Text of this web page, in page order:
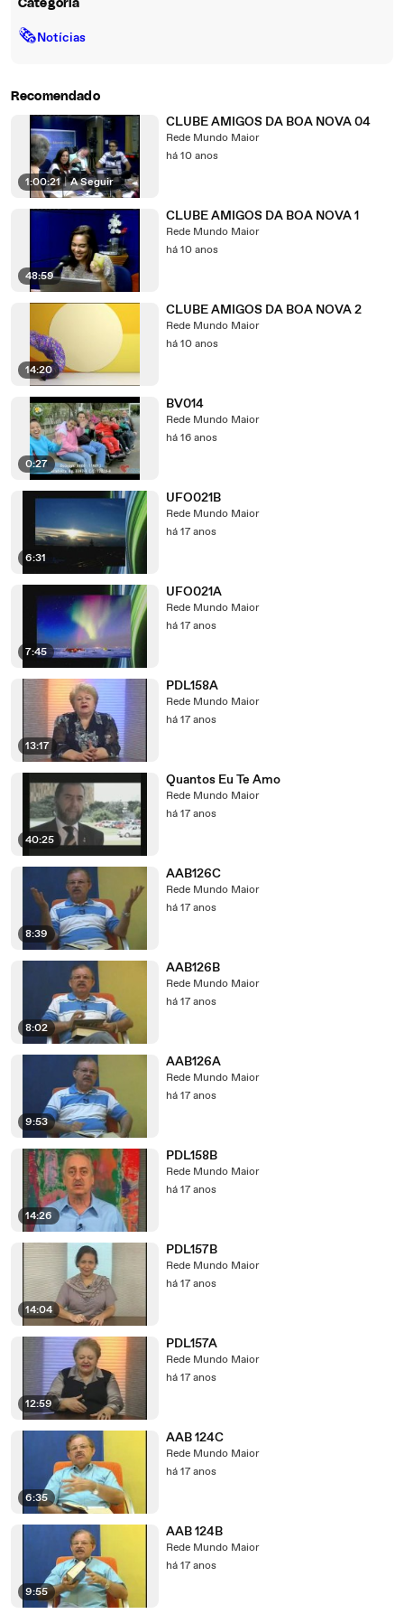
Categoria
🗞Notícias
Recomendado
1:00:21 | A Seguir
CLUBE AMIGOS DA BOA NOVA 04
Rede Mundo Maior
há 10 anos
48:59
CLUBE AMIGOS DA BOA NOVA 1
Rede Mundo Maior
há 10 anos
14:20
CLUBE AMIGOS DA BOA NOVA 2
Rede Mundo Maior
há 10 anos
0:27
BV014
Rede Mundo Maior
há 16 anos
6:31
UFO021B
Rede Mundo Maior
há 17 anos
7:45
UFO021A
Rede Mundo Maior
há 17 anos
13:17
PDL158A
Rede Mundo Maior
há 17 anos
40:25
Quantos Eu Te Amo
Rede Mundo Maior
há 17 anos
8:39
AAB126C
Rede Mundo Maior
há 17 anos
8:02
AAB126B
Rede Mundo Maior
há 17 anos
9:53
AAB126A
Rede Mundo Maior
há 17 anos
14:26
PDL158B
Rede Mundo Maior
há 17 anos
14:04
PDL157B
Rede Mundo Maior
há 17 anos
12:59
PDL157A
Rede Mundo Maior
há 17 anos
6:35
AAB 124C
Rede Mundo Maior
há 17 anos
9:55
AAB 124B
Rede Mundo Maior
há 17 anos